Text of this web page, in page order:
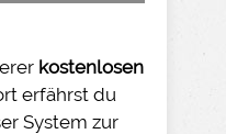
kostenlosen
erfährst du
System zur